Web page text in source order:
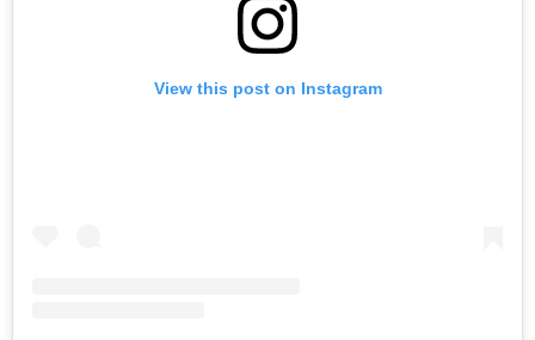
View this post on Instagram